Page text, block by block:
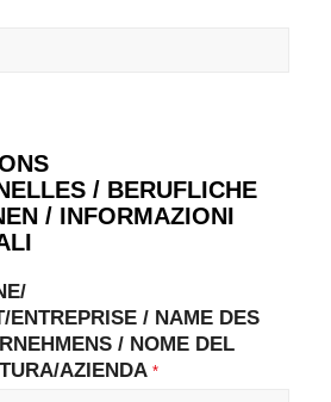
/ BERUFLICHE
/ INFORMAZIONI
ENTREPRISE / NAME DES
/ NOME DEL
AZIENDA *